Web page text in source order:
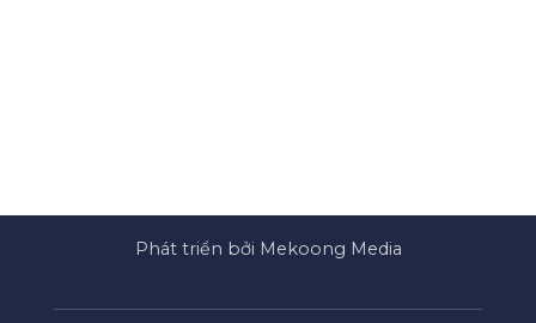
Phát triển bởi Mekoong Media